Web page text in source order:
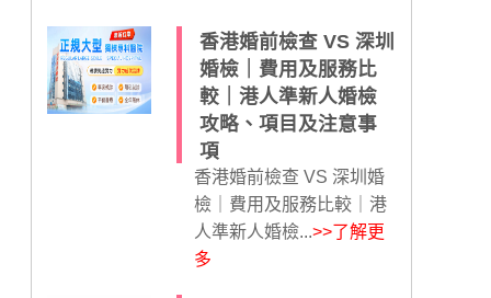
香港婚前檢查 VS 深圳
婚檢｜費用及服務比
較｜港人準新人婚檢
攻略、項目及注意事
項
香港婚前檢查 VS 深圳婚
檢｜費用及服務比較｜港
人準新人婚檢...>>了解更
多